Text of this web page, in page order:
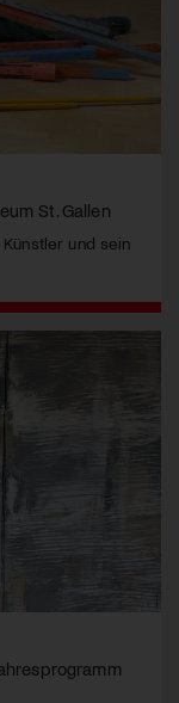
St. Gallen
und sein